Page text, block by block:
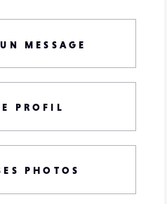
MESSAGE
PROFIL
PHOTOS